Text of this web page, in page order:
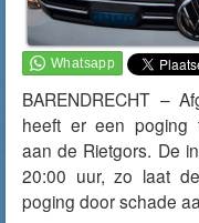
BARENDRECHT –
heeft er een
aan de Rietgors. De
20:00 uur, zo laat
poging door schade